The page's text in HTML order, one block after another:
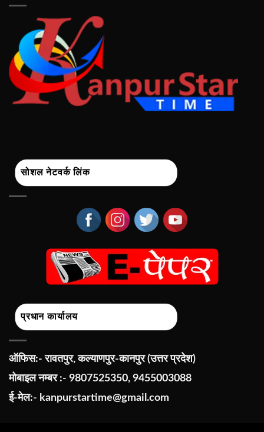
सोशल नेटवर्क लिंक
प्रधान कार्यालय
ऑफिस:- रावतपुर, कल्याणपुर-कानपुर (उत्तर प्रदेश)
मोबाइल नम्बर :- 9807525350, 9455003088
ई-मेल:- kanpurstartime@gmail.com